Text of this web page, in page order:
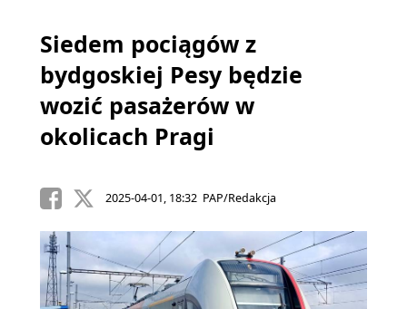
Siedem pociągów z
bydgoskiej Pesy będzie
wozić pasażerów w
okolicach Pragi
2025-04-01, 18:32 PAP/Redakcja